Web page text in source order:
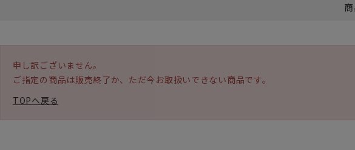
申し訳ございません。
ご指定の商品は販売終了か、ただ今お取扱いできない商品です。
TOPへ戻る